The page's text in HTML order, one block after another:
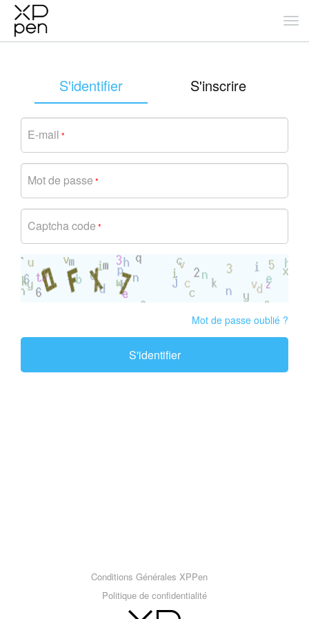
S'identifier S'inscrire
E-mail *
Mot de passe *
Captcha code *
Mot de passe oublié ?
S'identifier
Conditions Générales XPPen
Politique de confidentialité